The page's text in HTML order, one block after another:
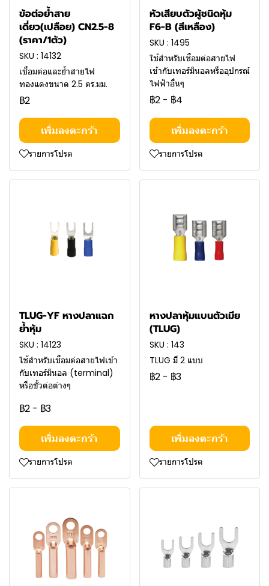
ข้อต่อย้ำสาย
เดี่ยว(เปลือย) CN2.5-8
(ราคา/1ตัว)
SKU : 14132
เชื่อมต่อและย้ำสายไฟ
ทองแดงขนาด 2.5 ตร.มม.
฿2
เพิ่มลงตะกร้า
รายการโปรด
หัวเสียบตัวผู้ชนิดหุ้ม
F6-B (สีเหลือง)
SKU : 1495
ใช้สำหรับเชื่อมต่อสายไฟ
เข้ากับเทอร์มินอลหรืออุปกรณ์
ไฟฟ้าอื่นๆ
฿2- ฿4
เพิ่มลงตะกร้า
รายการโปรด
TLUG-YF หางปลาแฉก
ย้ำหุ้ม
SKU : 14123
ใช้สำหรับเชื่อมต่อสายไฟเข้า
กับเทอร์มินอล (terminal)
หรือขั้วต่อต่างๆ
฿2 - ฿3
เพิ่มลงตะกร้า
รายการโปรด
หางปลาหุ้มแบนตัวเมีย
(TLUG)
SKU : 143
TLUG มี 2 แบบ
฿2- ฿3
เพิ่มลงตะกร้า
รายการโปรด